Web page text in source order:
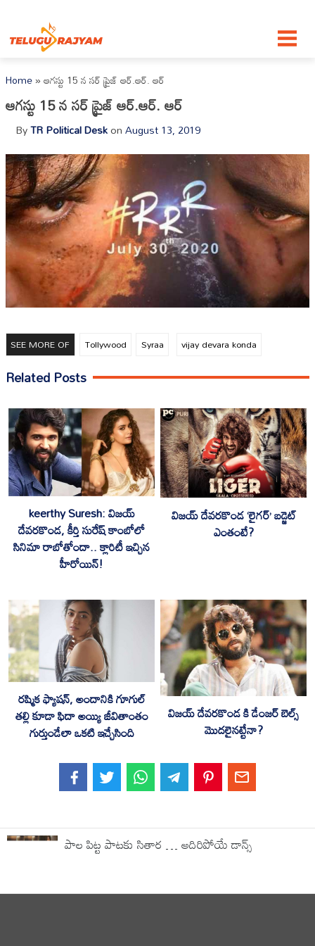
Home»ఆగస్టు 15 న సర్ ప్రైజ్ ఆర్.ఆర్. ఆర్
ఆగస్టు 15 న సర్ ప్రైజ్ ఆర్.ఆర్. ఆర్
ByTR Political DeskonAugust 13, 2019
SEE MORE OF Tollywood Syraa vijay devara konda
Related Posts
keerthy Suresh: విజయ్
దేవరకొండ, కీర్తి సురేష్ కాంబోలో
సినిమా రాబోతోందా.. క్లారిటీ ఇచ్చిన
హీరోయిన్!
విజయ్ దేవరకొండ ‘లైగర్’ బడ్జెట్
ఎంతంటే?
రష్మిక ఫ్యాషన్, అందానికి గూగుల్
తల్లి కూడా ఫిదా అయ్యి జీవితాంతం
గుర్తుండేలా ఒకటి ఇచ్చేసింది
విజయ్ దేవరకొండ కి డేంజ‌ర్ బెల్స్
మొద‌లైన‌ట్టేనా?
పాల పిట్ట పాటకు సితార … అదిరిపోయే డాన్స్